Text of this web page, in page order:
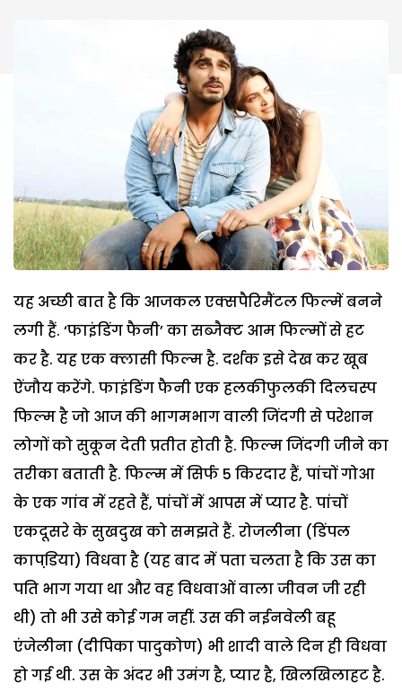
यह अच्छी बात है कि आजकल एक्सपैरिमैंटल फिल्में बनने
लगी हैं. ‘फाइंडिंग फैनी’ का सब्जैक्ट आम फिल्मों से हट
कर है. यह एक क्लासी फिल्म है. दर्शक इसे देख कर खूब
ऐंजौय करेंगे. फाइंडिंग फैनी एक हलकीफुलकी दिलचस्प
फिल्म है जो आज की भागमभाग वाली जिंदगी से परेशान
लोगों को सुकून देती प्रतीत होती है. फिल्म जिंदगी जीने का
तरीका बताती है. फिल्म में सिर्फ 5 किरदार हैं, पांचों गोआ
के एक गांव में रहते हैं, पांचों में आपस में प्यार है. पांचों
एकदूसरे के सुखदुख को समझते हैं. रोजलीना (डिंपल
कापडि़या) विधवा है (यह बाद में पता चलता है कि उस का
पति भाग गया था और वह विधवाओं वाला जीवन जी रही
थी) तो भी उसे कोई गम नहीं. उस की नईनवेली बहू
एंजेलीना (दीपिका पादुकोण) भी शादी वाले दिन ही विधवा
हो गई थी. उस के अंदर भी उमंग है, प्यार है, खिलखिलाहट है.